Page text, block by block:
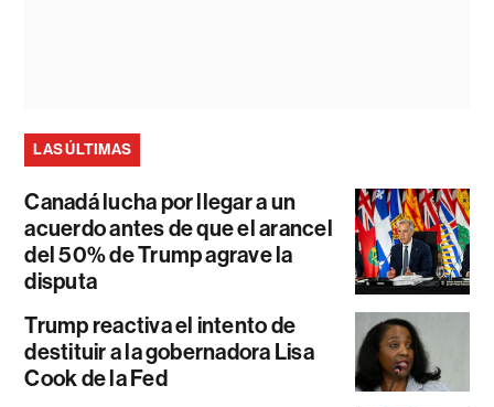
LAS ÚLTIMAS
Canadá lucha por llegar a un
acuerdo antes de que el arancel
del 50% de Trump agrave la
disputa
Trump reactiva el intento de
destituir a la gobernadora Lisa
Cook de la Fed